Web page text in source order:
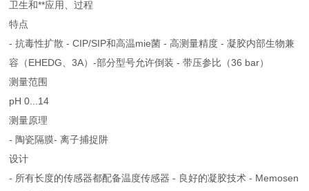
卫生和**应用、过程
特点
- 抗毒性扩散 - CIP/SIP和高温mie菌 - 高测量精度 - 凝胶内部生物兼
容（EHEDG、3A）-部分型号允许倒装 - 带压参比（36 bar）
测量范围
pH 0...14
测量原理
- 陶瓷隔膜- 离子捕捉阱
设计
- 所有长度的传感器都配备温度传感器 - 良好的凝胶技术 - Memosen